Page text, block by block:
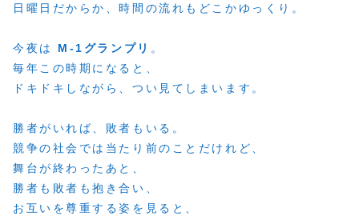
日曜日だからか、時間の流れもどこかゆっくり。
今夜は M-1グランプリ 。
毎年この時期になると、
ドキドキしながら、つい見てしまいます。
勝者がいれば、敗者もいる。
競争の社会では当たり前のことだけれど、
舞台が終わったあと、
勝者も敗者も抱き合い、
お互いを尊重する姿を見ると、